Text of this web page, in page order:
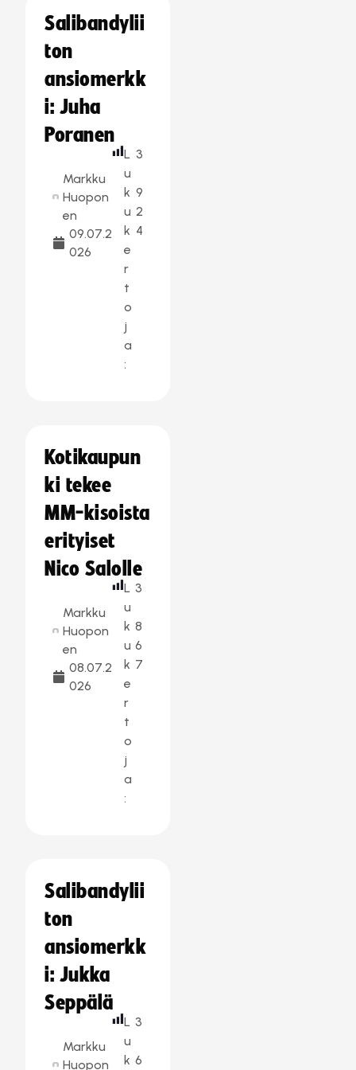
Salibandylii
ton
ansiomerkk
i: Juha
Poranen
Markku
Huopon
en
09.07.2
026
L
u
k
u
k
e
r
t
o
j
a
:
3
9
2
4
Kotikaupun
ki tekee
MM-kisoista
erityiset
Nico Salolle
Markku
Huopon
en
08.07.2
026
L
u
k
u
k
e
r
t
o
j
a
:
3
8
6
7
Salibandylii
ton
ansiomerkk
i: Jukka
Seppälä
Markku
Huopon
L
u
k
3
6